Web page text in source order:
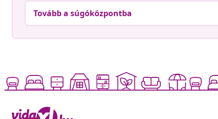
Tovább a súgóközpontba